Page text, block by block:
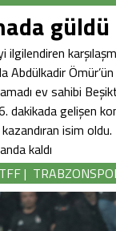
10:37 - LOKMAN
10:36 - EFTAL
10:48 - AYHAN
10:47 - BURAK
10:44 - İBRAHİM
10:37 -
LOKMAN
Abdülkadir
ev sahibi
dakikada gelişen
isim
kaldı
TFF|